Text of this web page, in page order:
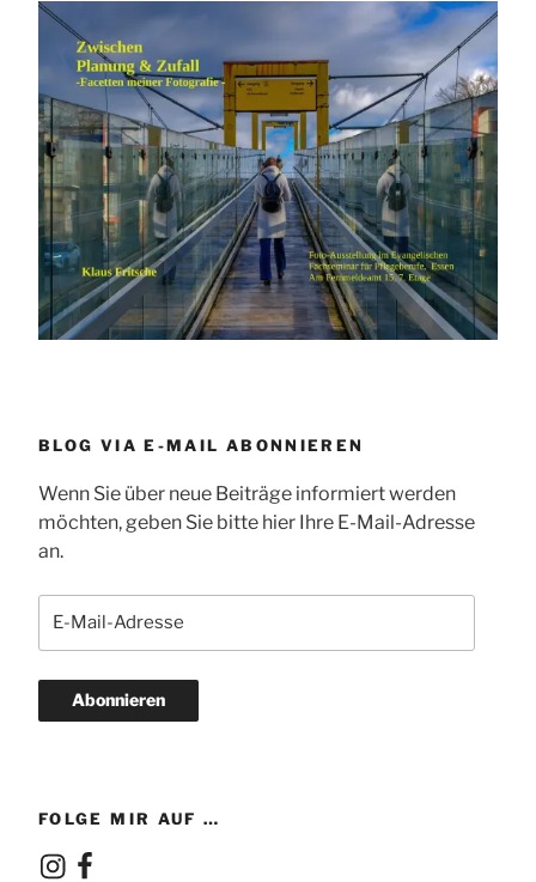
BLOG VIA E-MAIL ABONNIEREN
Wenn Sie über neue Beiträge informiert werden
möchten, geben Sie bitte hier Ihre E-Mail-Adresse
an.
Mail-
Abonnieren
FOLGE MIR AUF …
Instagram
Facebook